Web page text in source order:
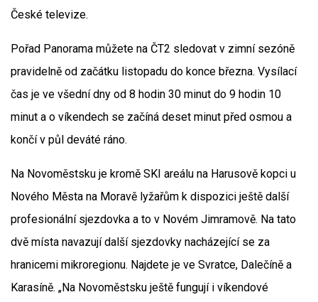
České televize.
Pořad Panorama můžete na ČT2 sledovat v zimní sezóně
pravidelně od začátku listopadu do konce března. Vysílací
čas je ve všední dny od 8 hodin 30 minut do 9 hodin 10
minut a o víkendech se začíná deset minut před osmou a
končí v půl deváté ráno.
Na Novoměstsku je kromě SKI areálu na Harusově kopci u
Nového Města na Moravě lyžařům k dispozici ještě další
profesionální sjezdovka a to v Novém Jimramově. Na tato
dvě místa navazují další sjezdovky nacházející se za
hranicemi mikroregionu. Najdete je ve Svratce, Dalečíně a
Karasíně. „Na Novoměstsku ještě fungují i víkendové